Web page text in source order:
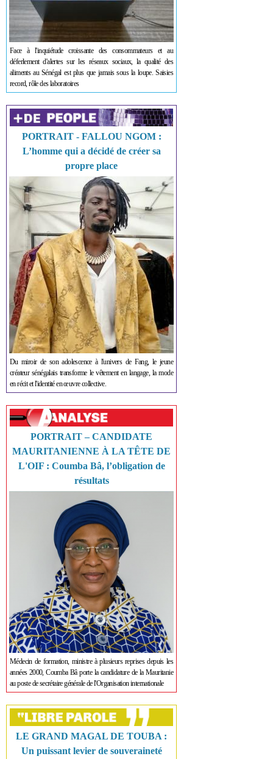
Face à l'inquiétude croissante des consommateurs et au
déferlement d'alertes sur les réseaux sociaux, la qualité des
aliments au Sénégal est plus que jamais sous la loupe. Saisies
record, rôle des laboratoires
PORTRAIT - FALLOU NGOM :
L’homme qui a décidé de créer sa
propre place
Du miroir de son adolescence à l'univers de Fang, le jeune
créateur sénégalais transforme le vêtement en langage, la mode
en récit et l'identité en œuvre collective.
PORTRAIT – CANDIDATE
MAURITANIENNE À LA TÊTE DE
L'OIF : Coumba Bâ, l’obligation de
résultats
Médecin de formation, ministre à plusieurs reprises depuis les
années 2000, Coumba Bâ porte la candidature de la Mauritanie
au poste de secrétaire générale de l'Organisation internationale
LE GRAND MAGAL DE TOUBA :
Un puissant levier de souveraineté